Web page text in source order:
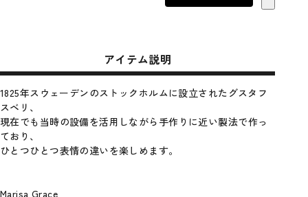
アイテム説明
1825年スウェーデンのストックホルムに設立されたグスタフ
スベリ、
現在でも当時の設備を活用しながら手作りに近い製法で作っ
ており、
ひとつひとつ表情の違いを楽しめます。
Marisa Grace